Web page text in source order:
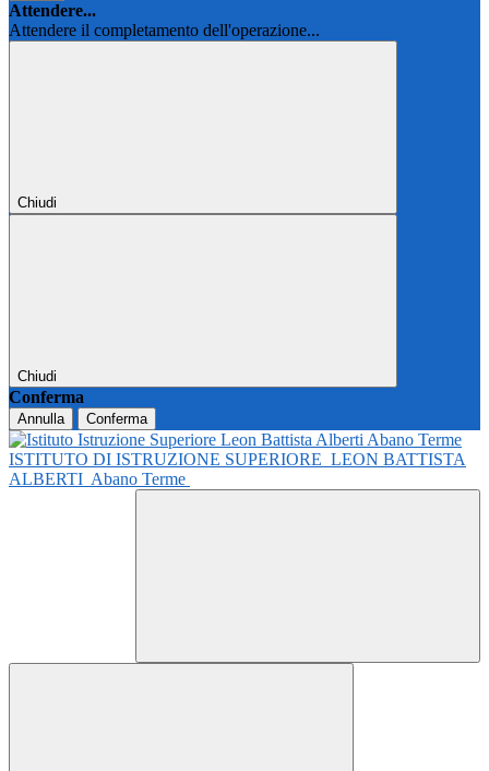
Attendere...
Attendere il completamento dell'operazione...
Chiudi
Chiudi
Conferma
Annulla Conferma
ISTITUTO DI ISTRUZIONE SUPERIORE LEON BATTISTA
ALBERTI Abano Terme